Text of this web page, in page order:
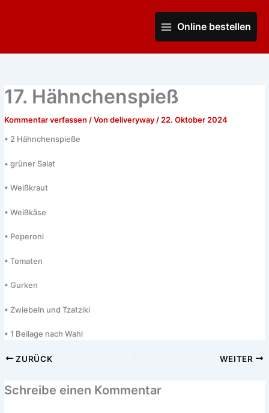
Main
MenuOnline bestellen
17. Hähnchenspieß
Kommentar verfassen / Vondeliveryway / 22. Oktober 2024
• 2 Hähnchenspieße
• grüner Salat
• Weißkraut
• Weißkäse
• Peperoni
• Tomaten
• Gurken
• Zwiebeln und Tzatziki
• 1 Beilage nach Wahl
ZURÜCK WEITER
Schreibe einen Kommentar